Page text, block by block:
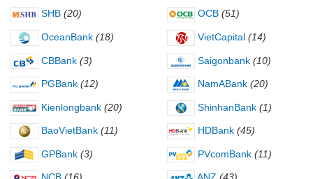
SHB (20) OCB (51)
OceanBank (18) VietCapital (14)
CBBank (3) Saigonbank (10)
PGBank (12) NamABank (20)
Kienlongbank (20) ShinhanBank (1)
BaoVietBank (11) HDBank (45)
GPBank (3) PVcomBank (11)